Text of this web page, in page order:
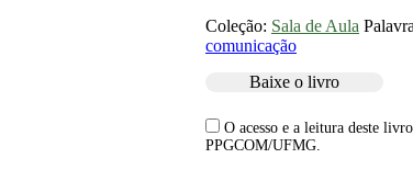
Coleção: Sala de Aula
comunicação
Baixe o livro
O acesso e a leitura deste
PPGCOM/UFMG.